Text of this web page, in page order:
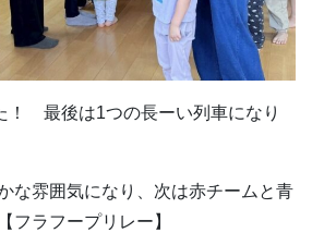
！ 最後は1つの長ーい列車になり
な雰囲気になり、次は赤チームと青
フラフープリレー】